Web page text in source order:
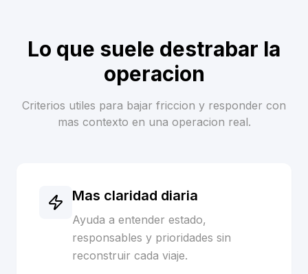
Lo que suele destrabar la
operacion
Criterios utiles para bajar friccion y responder con
mas contexto en una operacion real.
Mas claridad diaria
Ayuda a entender estado,
responsables y prioridades sin
reconstruir cada viaje.